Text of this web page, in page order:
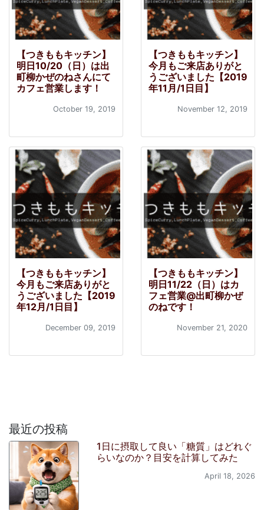
【つきももキッチン】
明日10/20（日）は出
町柳かぜのねさんにて
カフェ営業します！
October 19, 2019
【つきももキッチン】
今月もご来店ありがと
うございました【2019
年11月/1日目】
November 12, 2019
【つきももキッチン】
今月もご来店ありがと
うございました【2019
年12月/1日目】
December 09, 2019
【つきももキッチン】
明日11/22（日）はカ
フェ営業@出町柳かぜ
のねです！
November 21, 2020
最近の投稿
1日に摂取して良い「糖質」はどれぐ
らいなのか？目安を計算してみた
April 18, 2026